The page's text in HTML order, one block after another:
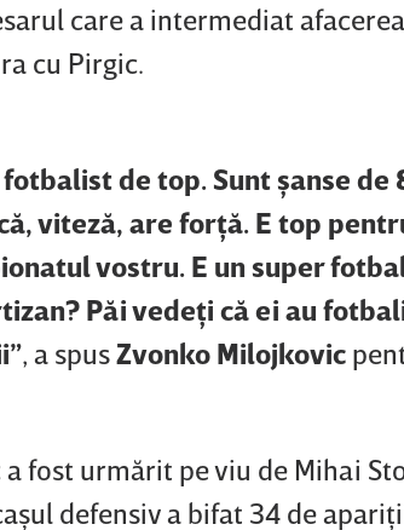
care a intermediat
cu Pirgic.
fotbalist de top. Sunt şanse
viteză, are forţă. E top
vostru. E un super
Păi vedeţi că ei au
, a spusZvonko Milojkovic
a fost urmărit pe viu de Mihai
defensiv a bifat 34 de